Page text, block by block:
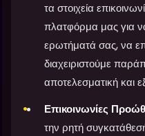
τα στοιχεία
πλατφόρμα μας για
ερωτήματά σας, να
διαχειριστούμε
αποτελεσματική και
Επικοινωνίες
την ρητή